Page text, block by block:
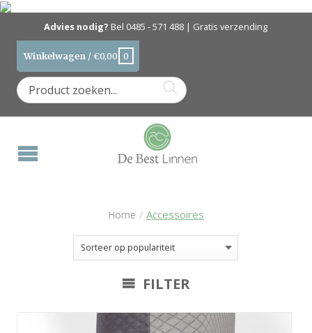
Advies nodig? Bel 0485 - 571 488 | Gratis verzending
Winkelwagen /€0,00 0
Home / Accessoires
FILTER